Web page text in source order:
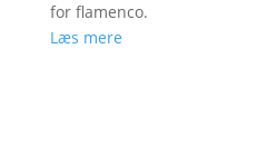
for flamenco.
Læs mere